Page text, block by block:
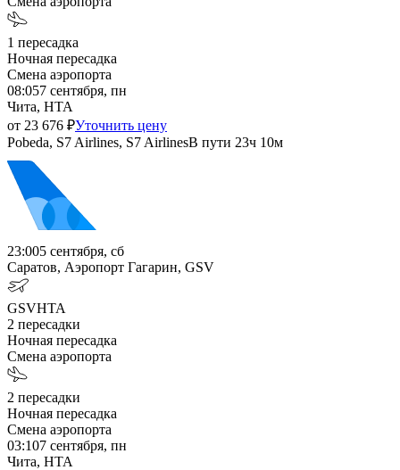
1 пересадка
Ночная пересадка
Смена аэропорта
08:057 сентября, пн
Чита, HTA
от 23 676 ₽Уточнить цену
Pobeda, S7 Airlines, S7 AirlinesВ пути 23ч 10м
23:005 сентября, сб
Саратов, Аэропорт Гагарин, GSV
GSVHTA
2 пересадки
Ночная пересадка
Смена аэропорта
2 пересадки
Ночная пересадка
Смена аэропорта
03:107 сентября, пн
Чита, HTA